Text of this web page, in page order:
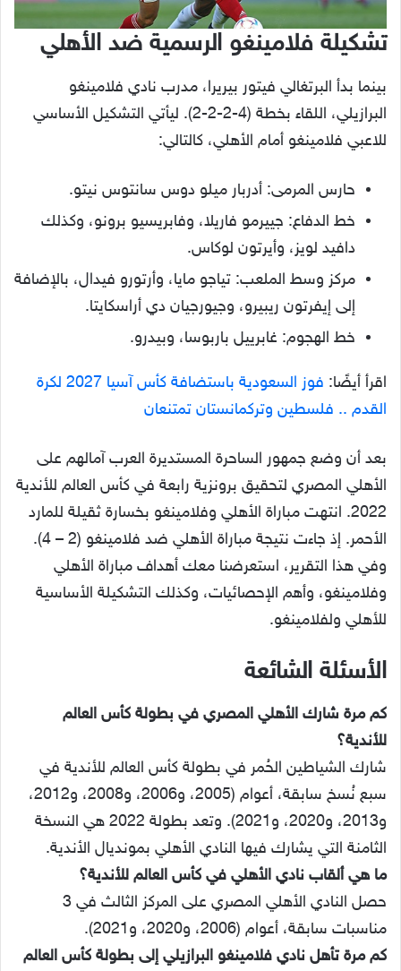
تشكيلة فلامينغو الرسمية ضد الأهلي
بينما بدأ البرتغالي فيتور بيريرا، مدرب نادي فلامينغو
البرازيلي، اللقاء بخطة (4-2-2-2). ليأتي التشكيل الأساسي
للاعبي فلامينغو أمام الأهلي، كالتالي:
حارس المرمى: أدربار ميلو دوس سانتوس نيتو.
خط الدفاع: جييرمو فاريلا، وفابريسيو برونو، وكذلك
دافيد لويز، وأيرتون لوكاس.
مركز وسط الملعب: تياجو مايا، وأرتورو فيدال، بالإضافة
إلى إيفرتون ريبيرو، وجيورجيان دي أراسكايتا.
خط الهجوم: غابرييل باربوسا، وبيدرو.
اقرأ أيضًا:
فوز السعودية باستضافة كأس آسيا 2027 لكرة
القدم .. فلسطين وتركمانستان تمتنعان
بعد أن وضع جمهور الساحرة المستديرة العرب آمالهم على
الأهلي المصري لتحقيق برونزية رابعة في كأس العالم للأندية
2022. انتهت مباراة الأهلي وفلامينغو بخسارة ثقيلة للمارد
الأحمر. إذ جاءت نتيجة مباراة الأهلي ضد فلامينغو (2 – 4).
وفي هذا التقرير، استعرضنا معك أهداف مباراة الأهلي
وفلامينغو، وأهم الإحصائيات، وكذلك التشكيلة الأساسية
للأهلي ولفلامينغو.
الأسئلة الشائعة
كم مرة شارك الأهلي المصري في بطولة كأس العالم
للأندية؟
شارك الشياطين الحُمر في بطولة كأس العالم للأندية في
سبع نُسخ سابقة، أعوام (2005، و2006، و2008، و2012،
و2013، و2020، و2021). وتعد بطولة 2022 هي النسخة
الثامنة التي يشارك فيها النادي الأهلي بمونديال الأندية.
ما هي ألقاب نادي الأهلي في كأس العالم للأندية؟
حصل النادي الأهلي المصري على المركز الثالث في 3
مناسبات سابقة، أعوام (2006، و2020، و2021).
كم مرة تأهل نادي فلامينغو البرازيلي إلى بطولة كأس العالم